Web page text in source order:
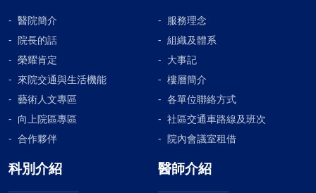
醫院簡介
服務理念
院長的話
組織及體系
榮耀肯定
大事記
來院交通與生活機能
樓層簡介
藝術人文專區
各單位聯絡方式
向上院區專區
社區交通車路線及班次
合作夥伴
院內會議室租借
科別介紹 醫師介紹